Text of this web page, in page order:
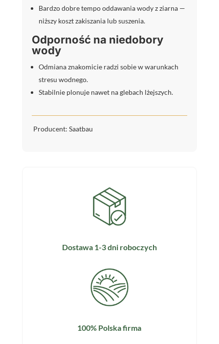
Bardzo dobre tempo oddawania wody z ziarna —
niższy koszt zakiszania lub suszenia.
Odporność na niedobory
wody
Odmiana znakomicie radzi sobie w warunkach
stresu wodnego.
Stabilnie plonuje nawet na glebach lżejszych.
Producent: Saatbau
Dostawa 1-3 dni roboczych
100% Polska firma